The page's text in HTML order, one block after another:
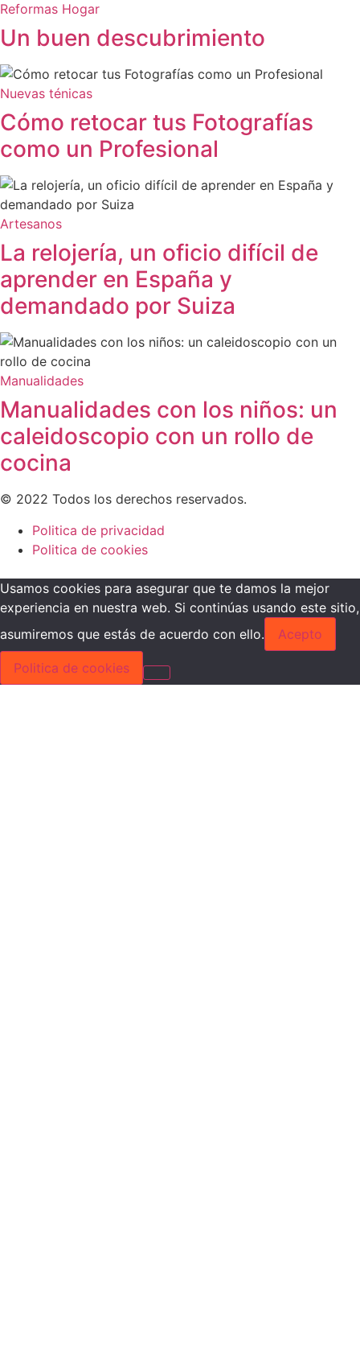
Reformas Hogar
Un buen descubrimiento
Nuevas ténicas
Cómo retocar tus Fotografías
como un Profesional
Artesanos
La relojería, un oficio difícil de
aprender en España y
demandado por Suiza
Manualidades
Manualidades con los niños: un
caleidoscopio con un rollo de
cocina
© 2022 Todos los derechos reservados.
Politica de privacidad
Politica de cookies
Usamos cookies para asegurar que te damos la mejor
experiencia en nuestra web. Si continúas usando este sitio,
asumiremos que estás de acuerdo con ello.
Acepto
Politica de cookies